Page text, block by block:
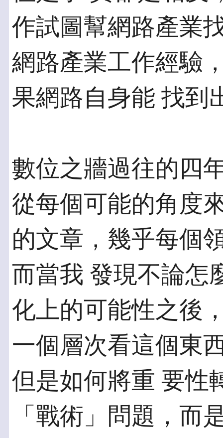
作試圖幫網路產業
網路產業工作經驗
果網路自身能 找到
數位之牆過往的四
從每個可能的角度
的文章，幾乎每個
而當我 發現不論怎
化上的可能性之後
一個層次看這個東
但是如何將重 要性
「戰術」問題，而